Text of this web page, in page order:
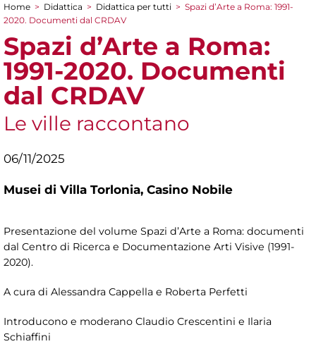
Tu sei qui
Home > Didattica > Didattica per tutti > Spazi d’Arte a Roma: 1991-
2020. Documenti dal CRDAV
Spazi d’Arte a Roma:
1991-2020. Documenti
dal CRDAV
Le ville raccontano
06/11/2025
Musei di Villa Torlonia, Casino Nobile
Presentazione del volume Spazi d’Arte a Roma: documenti
dal Centro di Ricerca e Documentazione Arti Visive (1991-
2020).
A cura di Alessandra Cappella e Roberta Perfetti
Introducono e moderano Claudio Crescentini e Ilaria
Schiaffini